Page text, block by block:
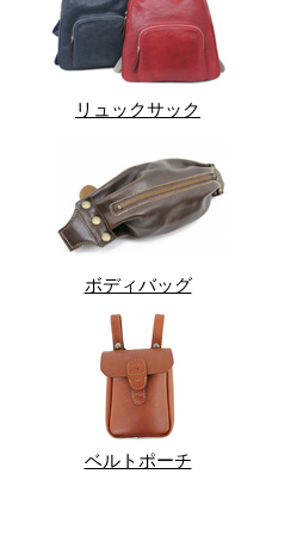
リュックサック
ボディバッグ
ベルトポーチ